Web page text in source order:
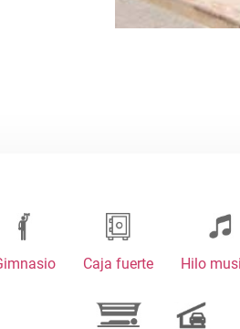
Caja fuerte Hilo